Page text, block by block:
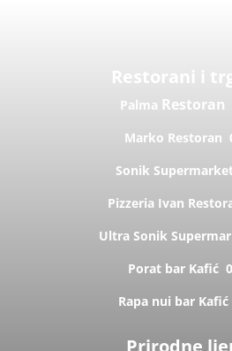
Restorani i
Palma Restoran
Marko Restoran
Sonik
Pizzeria Ivan
Ultra Sonik
Porat bar Kafić
Rapa nui bar Kafić